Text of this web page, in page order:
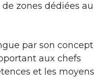
zones dédiées au
par son concept
aux chefs
et les moyens